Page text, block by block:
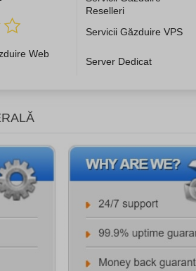
Web
Reselleri
Servicii Găzduire VPS
Server Dedicat